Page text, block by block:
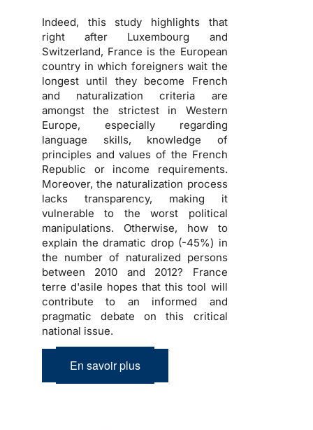
Indeed, this study highlights that
right after Luxembourg and
Switzerland, France is the European
country in which foreigners wait the
longest until they become French
and naturalization criteria are
amongst the strictest in Western
Europe, especially regarding
language skills, knowledge of
principles and values of the French
Republic or income requirements.
Moreover, the naturalization process
lacks transparency, making it
vulnerable to the worst political
manipulations. Otherwise, how to
explain the dramatic drop (-45%) in
the number of naturalized persons
between 2010 and 2012? France
terre d'asile hopes that this tool will
contribute to an informed and
pragmatic debate on this critical
national issue.
En savoir plus